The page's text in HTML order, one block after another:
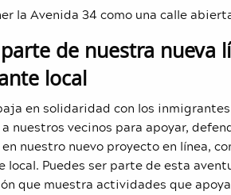
la Avenida 34 como una calle
parte de nuestra nueva
local
en solidaridad con los
nuestros vecinos para apoyar,
nuestro nuevo proyecto en línea,
local. Puedes ser parte de esta
que muestra actividades que